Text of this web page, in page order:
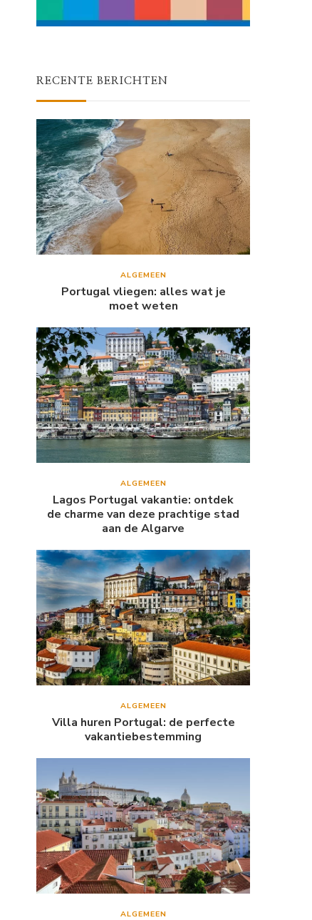
RECENTE BERICHTEN
ALGEMEEN
Portugal vliegen: alles wat je
moet weten
ALGEMEEN
Lagos Portugal vakantie: ontdek
de charme van deze prachtige stad
aan de Algarve
ALGEMEEN
Villa huren Portugal: de perfecte
vakantiebestemming
ALGEMEEN